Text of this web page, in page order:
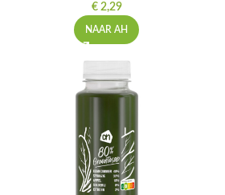
€2,29
NAAR AH